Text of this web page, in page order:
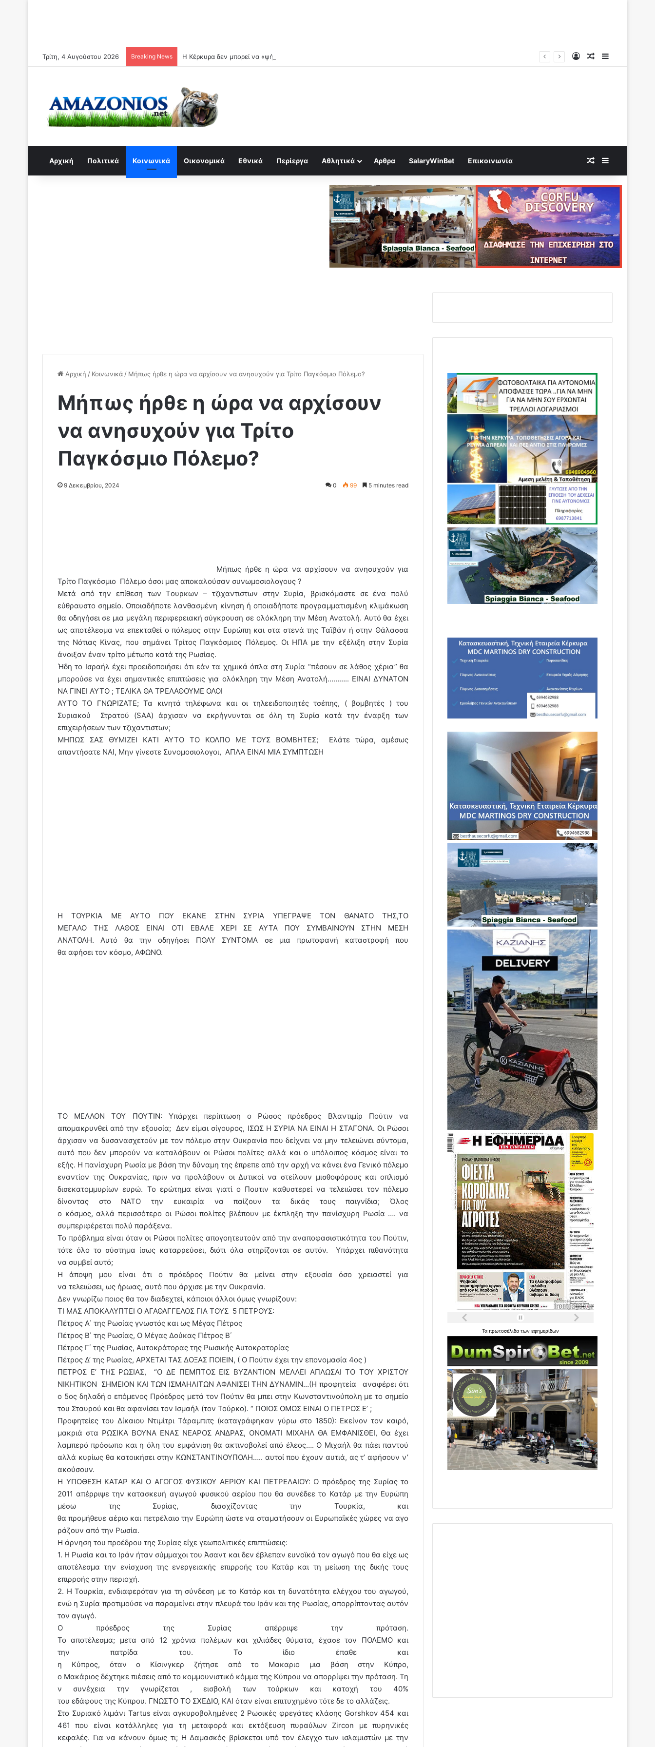
Τρίτη, 4 Αυγούστου 2026 Breaking News Η Κέρκυρα δεν μπορεί να «ψήνεται» στο αεροδρόμιo της κ.Γκίκα Log InRandom Article
Αρχική Πολιτικά Κοινωνικά Οικονομικά Εθνικά Περίεργα Αθλητικά Αρθρα SalaryWinBet Επικοινωνία Random Article
Αρχική / Κοινωνικά / Μήπως ήρθε η ώρα να αρχίσουν να ανησυχούν για Τρίτο Παγκόσμιο Πόλεμο?
Μήπως ήρθε η ώρα να αρχίσουν
να ανησυχούν για Τρίτο
Παγκόσμιο Πόλεμο?
9 Δεκεμβρίου, 2024 0 99 5 minutes read
Μήπως ήρθε η ώρα να αρχίσουν να ανησυχούν για
Τρίτο Παγκόσμιο Πόλεμο όσοι μας αποκαλούσαν συνωμοσιολογους ?
Μετά από την επίθεση των Tουρκων – τζιχαντιστων στην Συρία, βρισκόμαστε σε ένα πολύ
εύθραυστο σημείο. Οποιαδήποτε λανθασμένη κίνηση ή οποιαδήποτε προγραμματισμένη κλιμάκωση
θα οδηγήσει σε μια μεγάλη περιφερειακή σύγκρουση σε ολόκληρη την Μέση Ανατολή. Αυτό θα έχει
ως αποτέλεσμα να επεκταθεί ο πόλεμος στην Ευρώπη και στα στενά της Ταϊβάν ή στην Θάλασσα
της Νότιας Κίνας, που σημάνει Τρίτος Παγκόσμιος Πόλεμος. Οι ΗΠΑ με την εξέλιξη στην Συρία
άνοιξαν έναν τρίτο μέτωπο κατά της Ρωσίας.
Ήδη το Ισραήλ έχει προειδοποιήσει ότι εάν τα χημικά όπλα στη Συρία “πέσουν σε λάθος χέρια” θα
μπορούσε να έχει σημαντικές επιπτώσεις για ολόκληρη την Μέση Ανατολή……….. ΕΙΝΑΙ ΔΥΝΑΤΟΝ
ΝΑ ΓΙΝΕΙ ΑΥΤΟ ; ΤΕΛΙΚΑ ΘΑ ΤΡΕΛΑΘΟΥΜΕ ΟΛΟΙ
ΑΥΤΟ ΤΟ ΓΝΩΡΙΖΑΤΕ; Τα κινητά τηλέφωνα και οι τηλεειδοποιητές τσέπης, ( βομβητές ) του
Συριακού Στρατού (SAA) άρχισαν να εκρήγνυνται σε όλη τη Συρία κατά την έναρξη των
επιχειρήσεων των τζιχαντιστων;
ΜΗΠΩΣ ΣΑΣ ΘΥΜΙΖΕΙ ΚΑΤΙ ΑΥΤΟ ΤΟ ΚΟΛΠΟ ΜΕ ΤΟΥΣ ΒΟΜΒΗΤΕΣ; Ελάτε τώρα, αμέσως
απαντήσατε ΝΑΙ, Μην γίνεστε Συνομοσιολογοι, ΑΠΛΑ ΕΙΝΑΙ ΜΙΑ ΣΥΜΠΤΩΣΗ
Η ΤΟΥΡΚΙΑ ΜΕ ΑΥΤΟ ΠΟΥ ΕΚΑΝΕ ΣΤΗΝ ΣΥΡΙΑ ΥΠΕΓΡΑΨΕ ΤΟΝ ΘΑΝΑΤΟ ΤΗΣ,ΤΟ
ΜΕΓΑΛΟ ΤΗΣ ΛΑΘΟΣ ΕΙΝΑΙ ΟΤΙ ΕΒΑΛΕ ΧΕΡΙ ΣΕ ΑΥΤΑ ΠΟΥ ΣΥΜΒΑΙΝΟΥΝ ΣΤΗΝ ΜΕΣΗ
ΑΝΑΤΟΛΗ. Αυτό θα την οδηγήσει ΠΟΛΥ ΣΥΝΤΟΜΑ σε μια πρωτοφανή καταστροφή που
θα αφήσει τον κόσμο, ΑΦΩΝΟ.
ΤΟ ΜΕΛΛΟΝ ΤΟΥ ΠΟΥΤΙΝ: Υπάρχει περίπτωση ο Ρώσος πρόεδρος Βλαντιμίρ Πούτιν να
απομακρυνθεί από την εξουσία; Δεν είμαι σίγουρος, ΙΣΩΣ Η ΣΥΡΙΑ ΝΑ ΕΙΝΑΙ Η ΣΤΑΓΟΝΑ. Οι Ρώσοι
άρχισαν να δυσανασχετούν με τον πόλεμο στην Ουκρανία που δείχνει να μην τελειώνει σύντομα,
αυτό που δεν μπορούν να καταλάβουν οι Ρώσοι πολίτες αλλά και ο υπόλοιπος κόσμος είναι το
εξής. Η πανίσχυρη Ρωσία με βάση την δύναμη της έπρεπε από την αρχή να κάνει ένα Γενικό πόλεμο
εναντίον της Ουκρανίας, πριν να προλάβουν οι Δυτικοί να στείλουν μισθοφόρους και οπλισμό
δισεκατομμυρίων ευρώ. Το ερώτημα είναι γιατί ο Πουτιν καθυστερεί να τελειώσει τον πόλεμο
δίνοντας στο ΝΑΤΟ την ευκαιρία να παίζουν τα δικάς τους παιγνίδια; Όλος
ο κόσμος, αλλά περισσότερο οι Ρώσοι πολίτες βλέπουν με έκπληξη την πανίσχυρη Ρωσία …. να
συμπεριφέρεται πολύ παράξενα.
Το πρόβλημα είναι όταν οι Ρώσοι πολίτες απογοητευτούν από την αναποφασιστικότητα του Πούτιν,
τότε όλο το σύστημα ίσως καταρρεύσει, διότι όλα στηρίζονται σε αυτόν. Υπάρχει πιθανότητα
να συμβεί αυτό;
Η άποψη μου είναι ότι ο πρόεδρος Πούτιν θα μείνει στην εξουσία όσο χρειαστεί για
να τελειώσει, ως ήρωας, αυτό που άρχισε με την Ουκρανία.
Δεν γνωρίζω ποιος θα τον διαδεχτεί, κάποιοι άλλοι όμως γνωρίζουν:
ΤΙ ΜΑΣ ΑΠΟΚΑΛΥΠΤΕΙ Ο ΑΓΑΘΑΓΓΕΛΟΣ ΓΙΑ ΤΟΥΣ 5 ΠΕΤΡΟΥΣ:
Πέτρος Α΄ της Ρωσίας γνωστός και ως Μέγας Πέτρος
Πέτρος Β΄ της Ρωσίας, Ο Μέγας Δούκας Πέτρος Β΄
Πέτρος Γ΄ της Ρωσίας, Αυτοκράτορας της Ρωσικής Αυτοκρατορίας
Πέτρος Δ’ της Ρωσίας, ΑΡΧΕΤΑΙ ΤΑΣ ΔΟΞΑΣ ΠΟΙΕΙΝ, ( Ο Πούτιν έχει την επονομασία 4ος )
ΠΕΤΡΟΣ Ε’ ΤΗΣ ΡΩΣΙΑΣ, “Ο ΔΕ ΠΕΜΠΤΟΣ ΕΙΣ ΒΥΖΑΝΤΙΟΝ ΜΕΛΛΕΙ ΑΠΛΩΣΑΙ ΤΟ ΤΟΥ ΧΡΙΣΤΟΥ
ΝΙΚΗΤΙΚΟΝ ΣΗΜΕΙΟΝ ΚΑΙ ΤΩΝ ΙΣΜΑΗΛΙΤΩΝ ΑΦΑΝΙΣΕΙ ΤΗΝ ΔΥΝΑΜΙΝ…(Η προφητεία αναφέρει ότι
ο 5ος δηλαδή ο επόμενος Πρόεδρος μετά τον Πούτιν θα μπει στην Κωνσταντινούπολη με το σημείο
του Σταυρού και θα αφανίσει τον Ισμαήλ (τον Τούρκο). “ ΠΟΙΟΣ ΟΜΩΣ ΕΙΝΑΙ Ο ΠΕΤΡΟΣ Ε’ ;
Προφητείες του Δίκαιου Ντιμίτρι Τάραμπιτς (καταγράφηκαν γύρω στο 1850): Εκείνον τον καιρό,
μακριά στα ΡΩΣΙΚΑ ΒΟΥΝΑ ΕΝΑΣ ΝΕΑΡΟΣ ΑΝΔΡΑΣ, ΟΝΟΜΑΤΙ ΜΙΧΑΗΛ ΘΑ ΕΜΦΑΝΙΣΘΕΙ, Θα έχει
λαμπερό πρόσωπο και η όλη του εμφάνιση θα ακτινοβολεί από έλεος…. Ο Μιχαήλ θα πάει παντού
αλλά κυρίως θα κατοικήσει στην ΚΩΝΣΤΑΝΤΙΝΟΥΠΟΛΗ….. αυτοί που έχουν αυτιά, ας τ’ αφήσουν ν’
ακούσουν.
Η ΥΠΟΘΕΣΗ ΚΑΤΑΡ ΚΑΙ Ο ΑΓΩΓΟΣ ΦΥΣΙΚΟΥ ΑΕΡΙΟΥ ΚΑΙ ΠΕΤΡΕΛΑΙΟΥ: Ο πρόεδρος της Συρίας το
2011 απέρριψε την κατασκευή αγωγού φυσικού αερίου που θα συνέδεε το Κατάρ με την Ευρώπη
μέσω της Συρίας, διασχίζοντας την Τουρκία, και
θα προμήθευε αέριο και πετρέλαιο την Ευρώπη ώστε να σταματήσουν οι Ευρωπαϊκές χώρες να αγο
ράζουν από την Ρωσία.
Η άρνηση του προέδρου της Συρίας είχε γεωπολιτικές επιπτώσεις:
1. H Ρωσία και το Ιράν ήταν σύμμαχοι του Άσαντ και δεν έβλεπαν ευνοϊκά τον αγωγό που θα είχε ως
αποτέλεσμα την ενίσχυση της ενεργειακής επιρροής του Κατάρ και τη μείωση της δικής τους
επιρροής στην περιοχή.
2. Η Τουρκία, ενδιαφερόταν για τη σύνδεση με το Κατάρ και τη δυνατότητα ελέγχου του αγωγού,
ενώ η Συρία προτιμούσε να παραμείνει στην πλευρά του Ιράν και της Ρωσίας, απορρίπτοντας αυτόν
τον αγωγό.
Ο πρόεδρος της Συρίας απέρριψε την πρόταση.
Το αποτέλεσμα; μετα από 12 χρόνια πολέμων και χιλιάδες θύματα, έχασε τον ΠΟΛΕΜΟ και
την πατρίδα του. Το ίδιο έπαθε και
η Κύπρος, όταν ο Κίσινγκερ ζήτησε από το Μακαριο μια βάση στην Κύπρο,
ο Μακάριος δέχτηκε πιέσεις από το κομμουνιστικό κόμμα της Κύπρου να απορρίψει την πρόταση. Τη
ν συνέχεια την γνωρίζεται , εισβολή των τούρκων και κατοχή του 40%
του εδάφους της Κύπρου. ΓΝΩΣΤΟ ΤΟ ΣΧΕΔΙΟ, ΚΑΙ όταν είναι επιτυχημένο τότε δε το αλλάζεις.
Στο Συριακό λιμάνι Tartus είναι αγκυροβολημένες 2 Ρωσικές φρεγάτες κλάσης Gorshkov 454 και
461 που είναι κατάλληλες για τη μεταφορά και εκτόξευση πυραύλων Zircon με πυρηνικές
κεφαλές. Για να κάνουν όμως τι; Η Δαμασκός βρίσκεται υπό τον έλεγχο των ισλαμιστών με την
Ταπρωτοσέλιδατωνεφημερίδων